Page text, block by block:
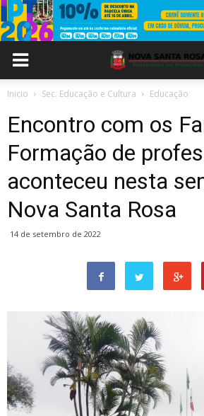
Inicio Sec. Educação e Cultura Educação
Encontro com os
Formação de
aconteceu nesta
Nova Santa Rosa
14 de setembro de 2022